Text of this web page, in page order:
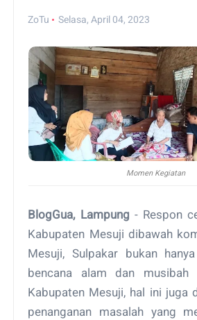
ZoTu Selasa, April 04, 2023
Momen Kegiatan
BlogGua, Lampung - Respon
Kabupaten Mesuji dibawah
Mesuji, Sulpakar bukan
bencana alam dan
Kabupaten Mesuji, hal ini juga
penanganan masalah yang